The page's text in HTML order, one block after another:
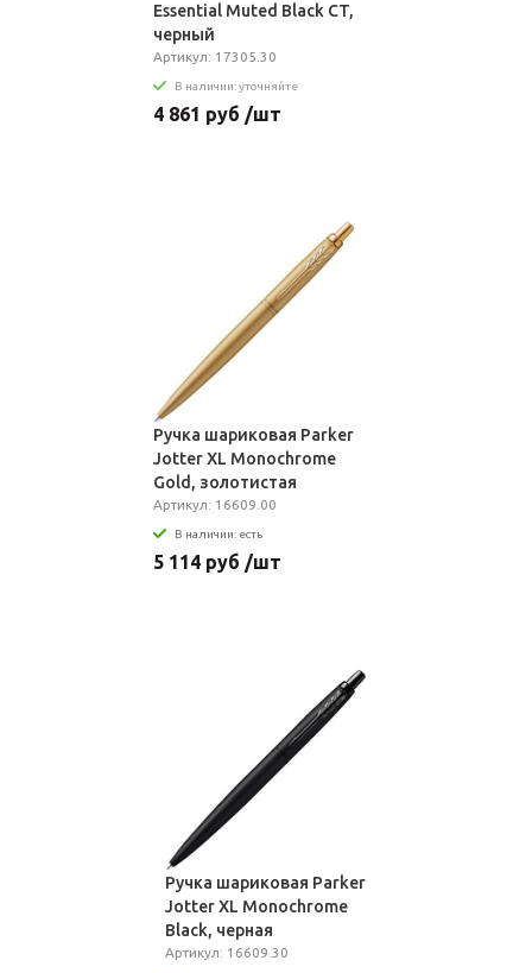
Essential Muted Black CT,
черный
Артикул: 17305.30
В наличии: уточняйте
4 861 руб /шт
Ручка шариковая Parker
Jotter XL Monochrome
Gold, золотистая
Артикул: 16609.00
В наличии: есть
5 114 руб /шт
Ручка шариковая Parker
Jotter XL Monochrome
Black, черная
Артикул: 16609.30